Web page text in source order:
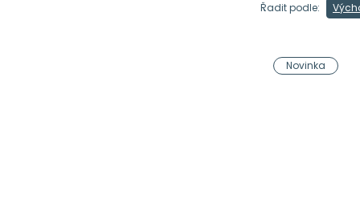
Řadit podle:
Novinka